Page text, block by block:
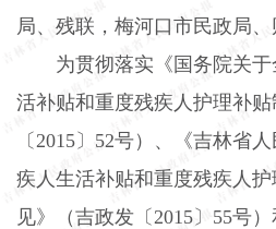
局、残联，梅河口市民政局、
为贯彻落实《国务院关
活补贴和重度残疾人护理补
〔2015〕 52号）、《吉林省
疾人生活补贴和重度残疾人
见》（吉政发〔2015〕 55号）